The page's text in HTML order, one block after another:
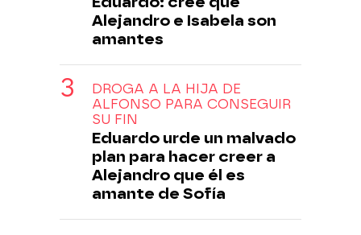
Alejandro e Isabela son
amantes
DROGA A LA HIJA DE
ALFONSO PARA CONSEGUIR
SU FIN
Eduardo urde un malvado
plan para hacer creer a
Alejandro que él es
amante de Sofía